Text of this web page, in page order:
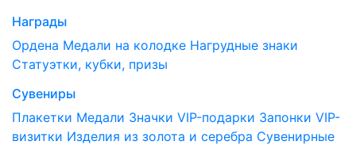
Награды
Ордена Медали на колодке Нагрудные знаки
Статуэтки, кубки, призы
Сувениры
Плакетки Медали Значки VIP-подарки Запонки VIP-
визитки Изделия из золота и серебра Сувенирные